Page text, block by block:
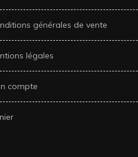
générales de vente
légales
compte